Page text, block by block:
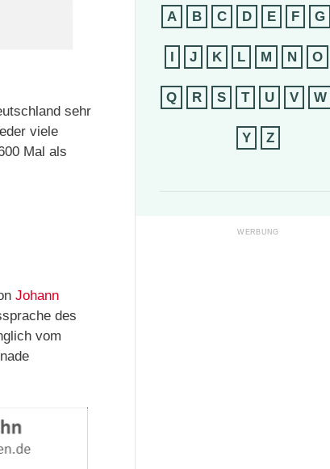
sehr
viele
Mal als
Johann
des
vom
A B C D E F G
I J K L M N O
Q R S T U V W
Y Z